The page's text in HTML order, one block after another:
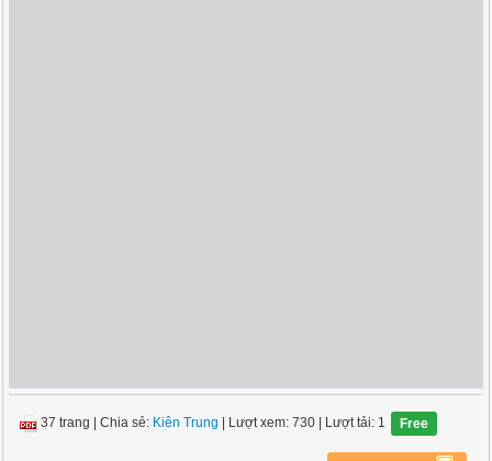
37 trang |Chia sẻ: Kiên Trung | Lượt xem: 730 | Lượt tải: 1 Free